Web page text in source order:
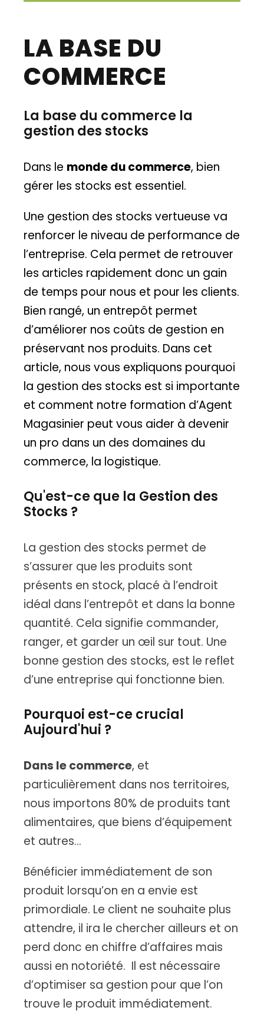
LA BASE DU
COMMERCE
La base du commerce la
gestion des stocks
Dans le monde du commerce, bien
gérer les stocks est essentiel.
Une gestion des stocks vertueuse va
renforcer le niveau de performance de
l’entreprise. Cela permet de retrouver
les articles rapidement donc un gain
de temps pour nous et pour les clients.
Bien rangé, un entrepôt permet
d’améliorer nos coûts de gestion en
préservant nos produits. Dans cet
article, nous vous expliquons pourquoi
la gestion des stocks est si importante
et comment notre formation d’Agent
Magasinier peut vous aider à devenir
un pro dans un des domaines du
commerce, la logistique.
Qu'est-ce que la Gestion des
Stocks ?
La gestion des stocks permet de
s’assurer que les produits sont
présents en stock, placé à l’endroit
idéal dans l’entrepôt et dans la bonne
quantité. Cela signifie commander,
ranger, et garder un œil sur tout. Une
bonne gestion des stocks, est le reflet
d’une entreprise qui fonctionne bien.
Pourquoi est-ce crucial
Aujourd'hui ?
Dans le commerce, et
particulièrement dans nos territoires,
nous importons 80% de produits tant
alimentaires, que biens d’équipement
et autres…
Bénéficier immédiatement de son
produit lorsqu’on en a envie est
primordiale. Le client ne souhaite plus
attendre, il ira le chercher ailleurs et on
perd donc en chiffre d’affaires mais
aussi en notoriété. Il est nécessaire
d’optimiser sa gestion pour que l’on
trouve le produit immédiatement.